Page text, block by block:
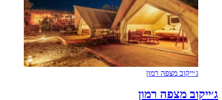
ג׳ייקוב מצפה רמון
ג׳ייקוב מצפה רמון